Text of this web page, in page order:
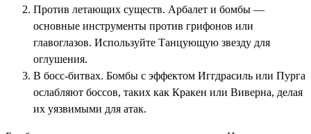
Против летающих существ. Арбалет и бомбы —
основные инструменты против грифонов или
главоглазов. Используйте Танцующую звезду для
оглушения.
В босс-битвах. Бомбы с эффектом Иггдрасиль или Пурга
ослабляют боссов, таких как Кракен или Виверна, делая
их уязвимыми для атак.